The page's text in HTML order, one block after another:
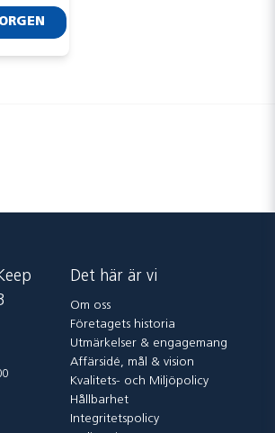
Skicka fråga
Det här är vi
Om oss
Företagets historia
Utmärkelser & engagemang
Affärsidé, mål & vision
Kvalitets- och Miljöpolicy
Hållbarhet
Integritetspolicy